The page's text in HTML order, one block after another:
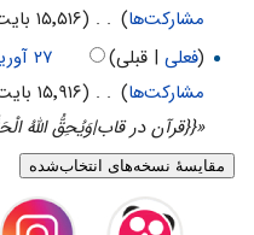
مشارکت‌ها)
. . (۱۵٬۵۱۶ بایت)
(فعلی| قبلی)
مشارکت‌ها)
. . (۱۵٬۹۱۶ بایت)
«{{قرآن در قاب|وَيُحِقُّ اللَّهُ